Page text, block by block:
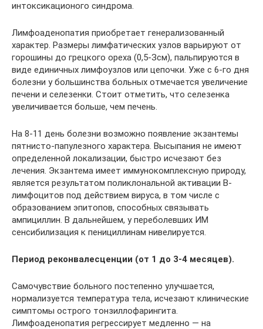
интоксикационого синдрома.
Лимфоаденопатия приобретает генерализованный
характер. Размеры лимфатических узлов варьируют от
горошины до грецкого ореха (0,5-Зсм), пальпируются в
виде единичных лимфоузлов или цепочки. Уже с 6-го дня
болезни у большинства больных отмечается увеличение
печени и селезенки. Стоит отметить, что селезенка
увеличивается больше, чем печень.
На 8-11 день болезни возможно появление экзантемы
пятнисто-папулезного характера. Высыпания не имеют
определенной локализации, быстро исчезают без
лечения. Экзантема имеет иммунокомплексную природу,
является результатом поликлональной активации В-
лимфоцитов под действием вируса, в том числе с
образованием эпитопов, способных связывать
ампициллин. В дальнейшем, у переболевших ИМ
сенсибилизация к пенициллинам нивелируется.
Период реконвалесценции (от 1 до 3-4 месяцев).
Самочувствие больного постепенно улучшается,
нормализуется температура тела, исчезают клинические
симптомы острого тонзиллофарингита.
Лимфоаденопатия регрессирует медленно — на